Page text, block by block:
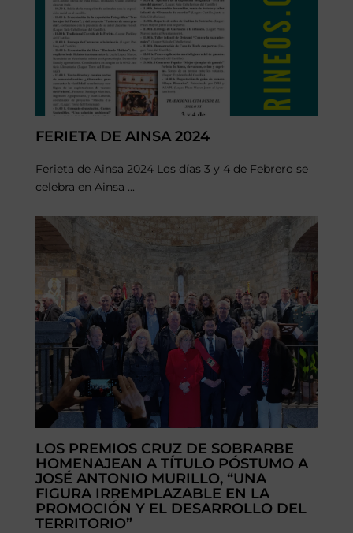
FERIETA DE AINSA 2024
Ferieta de Ainsa 2024 Los días 3 y 4 de Febrero se
celebra en Ainsa ...
LOS PREMIOS CRUZ DE SOBRARBE
HOMENAJEAN A TÍTULO PÓSTUMO A
JOSÉ ANTONIO MURILLO, “UNA
FIGURA IRREMPLAZABLE EN LA
PROMOCIÓN Y EL DESARROLLO DEL
TERRITORIO”